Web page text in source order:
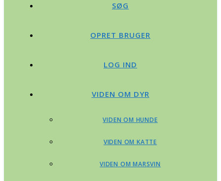
SØG
OPRET BRUGER
LOG IND
VIDEN OM DYR
VIDEN OM HUNDE
VIDEN OM KATTE
VIDEN OM MARSVIN